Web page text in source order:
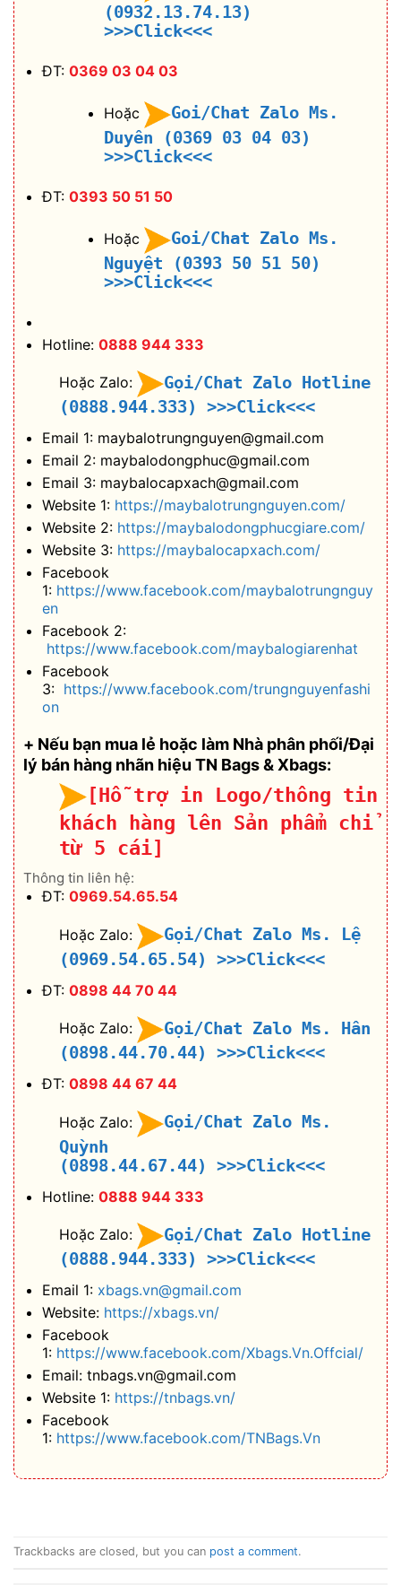
(0932.13.74.13)
>>>Click<<<
ĐT: 0369 03 04 03
Hoặc
Goi/Chat Zalo Ms.
Duyên (0369 03 04 03)
>>>Click<<<
ĐT: 0393 50 51 50
Hoặc
Goi/Chat Zalo Ms.
Nguyệt (0393 50 51 50)
>>>Click<<<
Hotline: 0888 944 333
Hoặc Zalo:
Gọi/Chat Zalo Hotline
(0888.944.333)
>>>Click<<<
Email 1: maybalotrungnguyen@gmail.com
Email 2: maybalodongphuc@gmail.com
Email 3: maybalocapxach@gmail.com
Website 1: https://maybalotrungnguyen.com/
Website 2: https://maybalodongphucgiare.com/
Website 3: https://maybalocapxach.com/
Facebook
1: https://www.facebook.com/maybalotrungnguy
en
Facebook 2:
https://www.facebook.com/maybalogiarenhat
Facebook
3: https://www.facebook.com/trungnguyenfashi
on
+ Nếu bạn mua lẻ hoặc làm Nhà phân phối/Đại
lý bán hàng nhãn hiệu TN Bags & Xbags:
[Hỗ trợ in Logo/thông tin
khách hàng lên Sản phẩm chỉ
từ 5 cái]
Thông tin liên hệ:
ĐT: 0969.54.65.54
Hoặc Zalo:
Gọi/Chat Zalo Ms. Lệ
(0969.54.65.54)
>>>Click<<<
ĐT: 0898 44 70 44
Hoặc Zalo:
Gọi/Chat Zalo Ms. Hân
(0898.44.70.44)
>>>Click<<<
ĐT: 0898 44 67 44
Hoặc Zalo:
Gọi/Chat Zalo Ms.
Quỳnh
(0898.44.67.44)
>>>Click<<<
Hotline: 0888 944 333
Hoặc Zalo:
Gọi/Chat Zalo Hotline
(0888.944.333)
>>>Click<<<
Email 1: xbags.vn@gmail.com
Website: https://xbags.vn/
Facebook
1: https://www.facebook.com/Xbags.Vn.Offcial/
Email: tnbags.vn@gmail.com
Website 1: https://tnbags.vn/
Facebook
1: https://www.facebook.com/TNBags.Vn
Trackbacks are closed, but you can post a comment.